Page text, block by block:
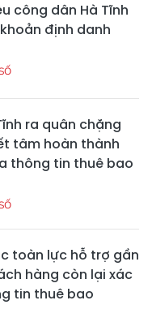
công dân Hà Tĩnh
định danh
ra quân chặng
tâm hoàn thành
thông tin thuê bao
toàn lực hỗ trợ gần
hàng còn lại xác
tin thuê bao